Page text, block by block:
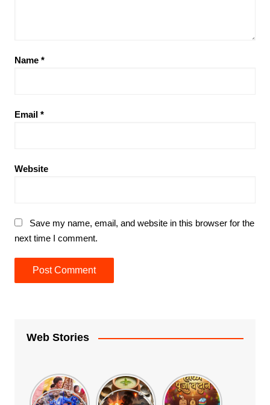
Name *
Email *
Website
Save my name, email, and website in this browser for the
next time I comment.
Web Stories